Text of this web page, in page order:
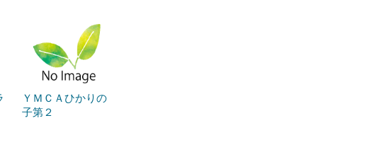
ＹＭＣＡひかりの
子第２